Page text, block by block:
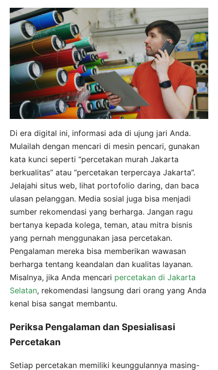
Di era digital ini, informasi ada di ujung jari Anda.
Mulailah dengan mencari di mesin pencari, gunakan
kata kunci seperti “percetakan murah Jakarta
berkualitas” atau “percetakan terpercaya Jakarta”.
Jelajahi situs web, lihat portofolio daring, dan baca
ulasan pelanggan. Media sosial juga bisa menjadi
sumber rekomendasi yang berharga. Jangan ragu
bertanya kepada kolega, teman, atau mitra bisnis
yang pernah menggunakan jasa percetakan.
Pengalaman mereka bisa memberikan wawasan
berharga tentang keandalan dan kualitas layanan.
Misalnya, jika Anda mencari percetakan di Jakarta
Selatan, rekomendasi langsung dari orang yang Anda
kenal bisa sangat membantu.
Periksa Pengalaman dan Spesialisasi
Percetakan
Setiap percetakan memiliki keunggulannya masing-